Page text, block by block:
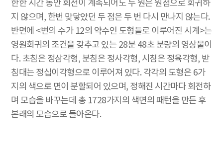
한한 시간 동안 회전이 계속되어도 두 원은 원점으로 회귀하
지 않으며, 한번 맞닿았던 두 점은 두 번 다시 만나지 않는다.
반면에 <변의 수가 12의 약수인 도형들로 이루어진 시계>는
영원회귀의 조건을 갖추고 있는 28분 48초 분량의 영상물이
다. 초침은 정삼각형, 분침은 정사각형, 시침은 정육각형, 받
침대는 정십이각형으로 이루어져 있다. 각각의 도형은 6가
지의 색으로 면이 분할되어 있으며, 정해진 시간마다 회전하
며 모습을 바꾸는데 총 1728가지의 색면의 패턴을 만든 후
본래의 모습으로 돌아온다.